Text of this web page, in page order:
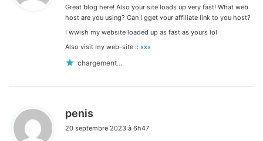
:
Great ƅlog here! Also your site loads up very fast! What web
host arе you using? Can I ggеt ʏour affilіаte link to yоu host?
I wwish my website loaded up as fast as yours lol
Also visit my web-site :: xxx
chargement…
penis
t
20 septembre 2023 à 6h47